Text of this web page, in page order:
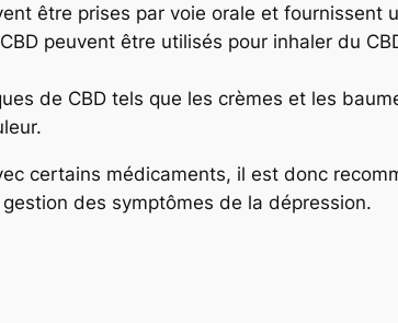
être prises par voie orale et fournissent
peuvent être utilisés pour inhaler du
de CBD tels que les crèmes et les
certains médicaments, il est donc
des symptômes de la dépression.